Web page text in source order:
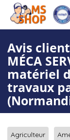
Avis
MÉCA
matériel
travaux
Agriculteur